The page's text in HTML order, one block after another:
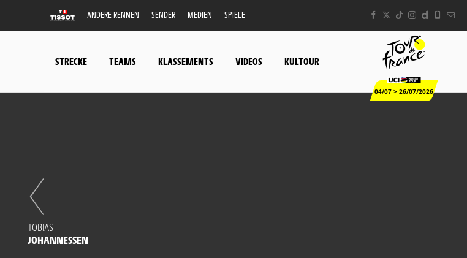
ANDERE RENNEN SENDER MEDIEN SPIELE
STRECKE TEAMS KLASSEMENTS VIDEOS KULTOUR
04/07 > 26/07/2026
TOBIAS
JOHANNESSEN